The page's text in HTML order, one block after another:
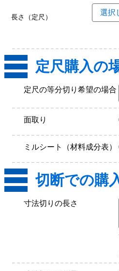
長さ（定尺）
定尺購入の
定尺の等分切り希望の場合
面取り
ミルシート（材料成分表）
寸法切りの長さ